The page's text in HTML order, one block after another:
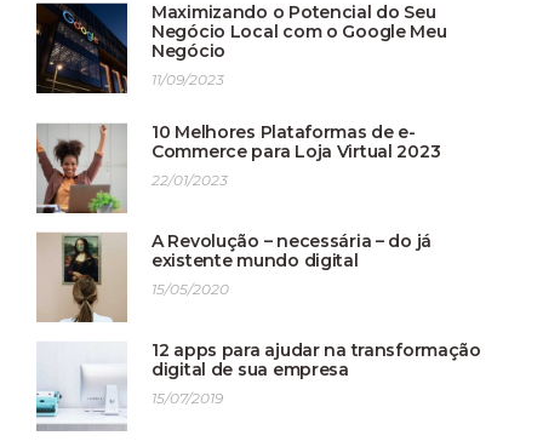
Maximizando o Potencial do Seu
Negócio Local com o Google Meu
Negócio
11/09/2023
10 Melhores Plataformas de e-
Commerce para Loja Virtual 2023
22/01/2023
A Revolução – necessária – do já
existente mundo digital
15/05/2020
12 apps para ajudar na transformação
digital de sua empresa
15/07/2019